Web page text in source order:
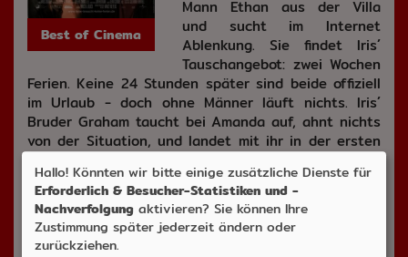
Best of Cinema
Mann Ethan aus der Villa
und sucht im Internet
Ablenkung. Sie findet Iris´
Tauschangebot: zwei Wochen
Ferien. Keine 24 Stunden später sind beide offiziell
im Urlaub - doch ohne Männer läuft nichts. Iris´
Bruder Graham taucht bei Amanda auf, ahnt nichts
von der Situation, und landet mit ihr in der ersten
Di 01.12.
Hallo! Könnten wir bitte einige zusätzliche Dienste für
Erforderlich & Besucher-Statistiken und -
Nachverfolgung aktivieren? Sie können Ihre
Zustimmung später jederzeit ändern oder
zurückziehen.